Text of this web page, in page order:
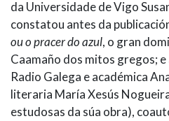
da Universidade de Vigo
constatou antes da
ou o pracer do azul, o gran
Caamaño dos mitos gregos; e
Radio Galega e académica
literaria María Xesús
estudosas da súa obra),